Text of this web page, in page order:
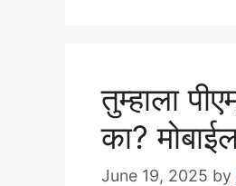
तुम्हाला
का?
June 19, 2025 by